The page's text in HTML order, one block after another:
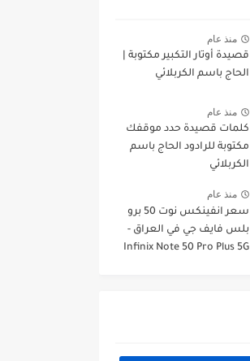
منذ عام
قصيدة أوتار التكبير مكتوبة |
الحاج باسم الكربلائي
منذ عام
كلمات قصيدة حدد موقفك
مكتوبة للرادود الحاج باسم
الكربلائي
منذ عام
سعر انفينكس نوت 50 برو
بلس فايف جي في العراق -
Infinix Note 50 Pro Plus 5G